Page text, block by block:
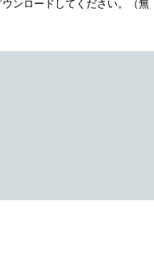
ンロードしてください。（無